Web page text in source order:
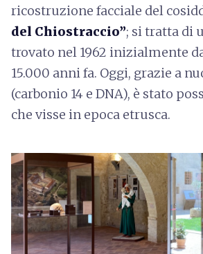
ricostruzione facciale del
del Chiostraccio”; si tratta di
trovato nel 1962 inizialmente
15.000 anni fa. Oggi, grazie a
(carbonio 14 e DNA), è stato
che visse in epoca etrusca.